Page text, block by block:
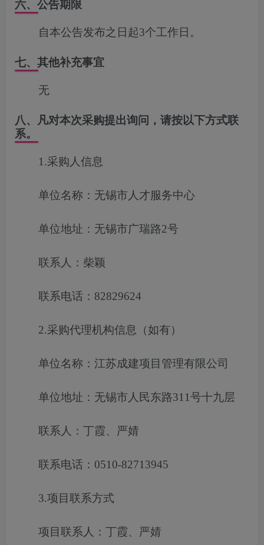
六、公告期限
自本公告发布之日起3个工作日。
七、其他补充事宜
无
八、凡对本次采购提出询问，请按以下方式联
系。
1.采购人信息
单位名称：无锡市人才服务中心
单位地址：无锡市广瑞路2号
联系人：柴颖
联系电话：82829624
2.采购代理机构信息（如有）
单位名称：江苏成建项目管理有限公司
单位地址：无锡市人民东路311号十九层
联系人：丁霞、严婧
联系电话：0510-82713945
3.项目联系方式
项目联系人：丁霞、严婧